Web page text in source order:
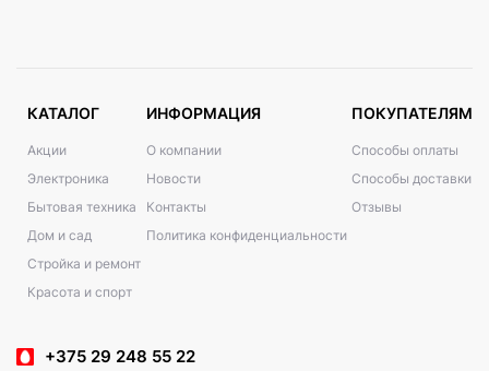
КАТАЛОГ
Акции
Электроника
Бытовая техника
Дом и сад
Стройка и ремонт
Красота и спорт
ИНФОРМАЦИЯ
О компании
Новости
Контакты
Политика конфиденциальности
ПОКУПАТЕЛЯМ
Способы оплаты
Способы доставки
Отзывы
+375 29 248 55 22